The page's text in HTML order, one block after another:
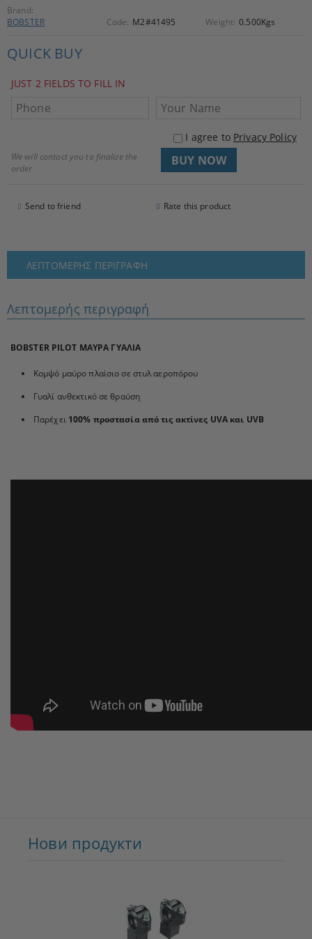
Brand:
BOBSTER
Code: M2#41495 Weight: 0.500Kgs
QUICK BUY
JUST 2 FIELDS TO FILL IN
I agree to Privacy Policy
We will contact you to finalize the
order
Send to friend Rate this product
ΛΕΠΤΟΜΕΡΉΣ ΠΕΡΙΓΡΑΦΉ
Λεπτομερής περιγραφή
BOBSTER PILOT ΜΑΥΡΑ ΓΥΑΛΙΑ
Κομψό μαύρο πλαίσιο σε στυλ αεροπόρου
Γυαλί ανθεκτικό σε θραύση
Παρέχει 100% προστασία από τις ακτίνες UVA και UVB
Нови продукти